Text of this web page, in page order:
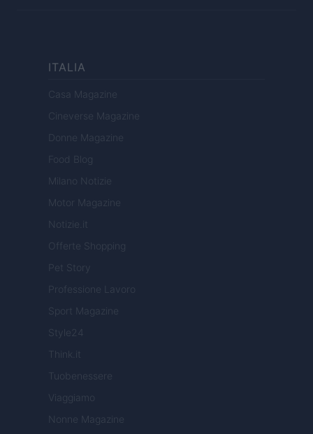
ITALIA
Casa Magazine
Cineverse Magazine
Donne Magazine
Food Blog
Milano Notizie
Motor Magazine
Notizie.it
Offerte Shopping
Pet Story
Professione Lavoro
Sport Magazine
Style24
Think.it
Tuobenessere
Viaggiamo
Nonne Magazine